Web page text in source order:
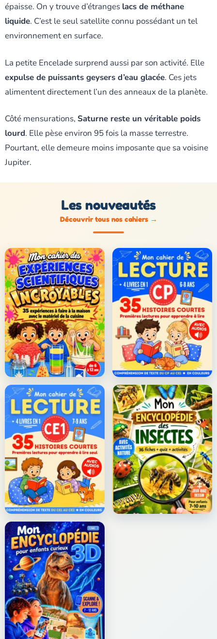
épaisse. On y trouve d’étranges lacs de méthane
liquide. C’est le seul satellite connu possédant un tel
environnement en surface.
La petite Encelade surprend aussi par son activité. Elle
expulse de puissants geysers d’eau glacée. Ces jets
alimentent directement l’un des anneaux de la planète.
Côté mensurations, Saturne reste un véritable poids
lourd. Elle pèse environ 95 fois la masse terrestre.
Pourtant, elle demeure moins imposante que sa voisine
Jupiter.
Les nouveautés
Découvrir tous nos cahiers →